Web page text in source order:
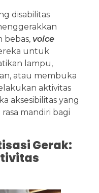
disabilitas
bebas, voice
untuk
lampu,
atau membuka
aktivitas
aksesibilitas yang
mandiri bagi
Gerak: